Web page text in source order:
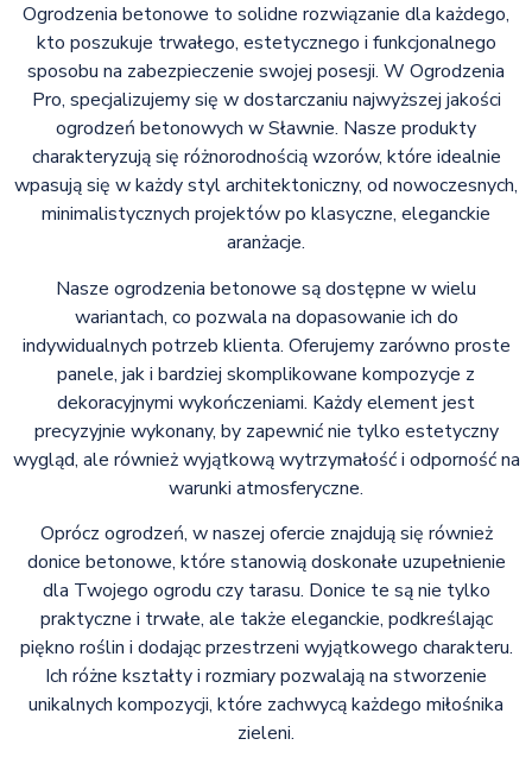
Ogrodzenia betonowe to solidne rozwiązanie dla każdego,
kto poszukuje trwałego, estetycznego i funkcjonalnego
sposobu na zabezpieczenie swojej posesji. W Ogrodzenia
Pro, specjalizujemy się w dostarczaniu najwyższej jakości
ogrodzeń betonowych w Sławnie. Nasze produkty
charakteryzują się różnorodnością wzorów, które idealnie
wpasują się w każdy styl architektoniczny, od nowoczesnych,
minimalistycznych projektów po klasyczne, eleganckie
aranżacje.
Nasze ogrodzenia betonowe są dostępne w wielu
wariantach, co pozwala na dopasowanie ich do
indywidualnych potrzeb klienta. Oferujemy zarówno proste
panele, jak i bardziej skomplikowane kompozycje z
dekoracyjnymi wykończeniami. Każdy element jest
precyzyjnie wykonany, by zapewnić nie tylko estetyczny
wygląd, ale również wyjątkową wytrzymałość i odporność na
warunki atmosferyczne.
Oprócz ogrodzeń, w naszej ofercie znajdują się również
donice betonowe, które stanowią doskonałe uzupełnienie
dla Twojego ogrodu czy tarasu. Donice te są nie tylko
praktyczne i trwałe, ale także eleganckie, podkreślając
piękno roślin i dodając przestrzeni wyjątkowego charakteru.
Ich różne kształty i rozmiary pozwalają na stworzenie
unikalnych kompozycji, które zachwycą każdego miłośnika
zieleni.